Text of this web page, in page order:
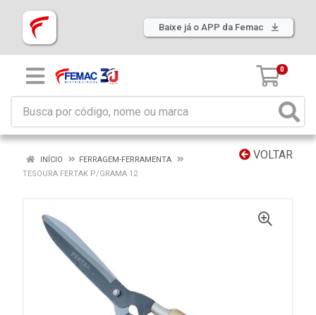
Baixe já o APP da Femac
0
VOLTAR
INÍCIO
FERRAGEM-FERRAMENTA
TESOURA FERTAK P/GRAMA 12